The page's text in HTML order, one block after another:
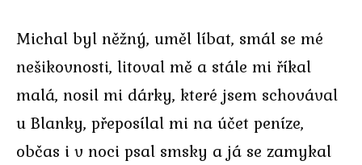
Michal byl něžný, uměl líbat, smál se mé
nešikovnosti, litoval mě a stále mi říkal
malá, nosil mi dárky, které jsem schovával
u Blanky, přeposílal mi na účet peníze,
občas i v noci psal smsky a já se zamykal